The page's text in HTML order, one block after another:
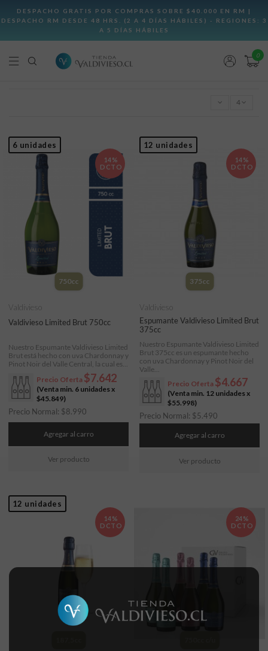
0
4
6 unidades
14%
DCTO
750cc
Valdivieso Limited Brut 750cc
(Venta min. 6 unidades x
$45.849)
Precio Oferta $7.642
Precio Normal: $8.990
Valdivieso
Nuestro Espumante Valdivieso Limited
Brut está hecho con uva Chardonnay y
Pinot Noir del Valle Central, la cual es...
Agregar al carro
Ver producto
12 unidades
14%
DCTO
375cc
Espumante Valdivieso Limited Brut
375cc
(Venta min. 12 unidades x
$55.998)
Precio Oferta $4.667
Precio Normal: $5.490
Valdivieso
Nuestro Espumante Valdivieso Limited
Brut 375cc es un espumante hecho
con uva Chardonnay y Pinot Noir del
Valle...
Agregar al carro
Ver producto
12 unidades
14%
DCTO
24%
DCTO